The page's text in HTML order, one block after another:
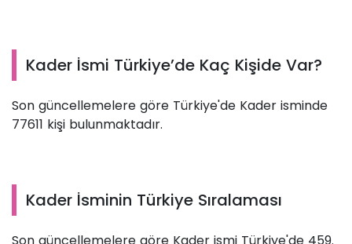
Kader İsmi Türkiye’de Kaç Kişide Var?
Son güncellemelere göre Türkiye'de Kader isminde
77611 kişi bulunmaktadır.
Kader İsminin Türkiye Sıralaması